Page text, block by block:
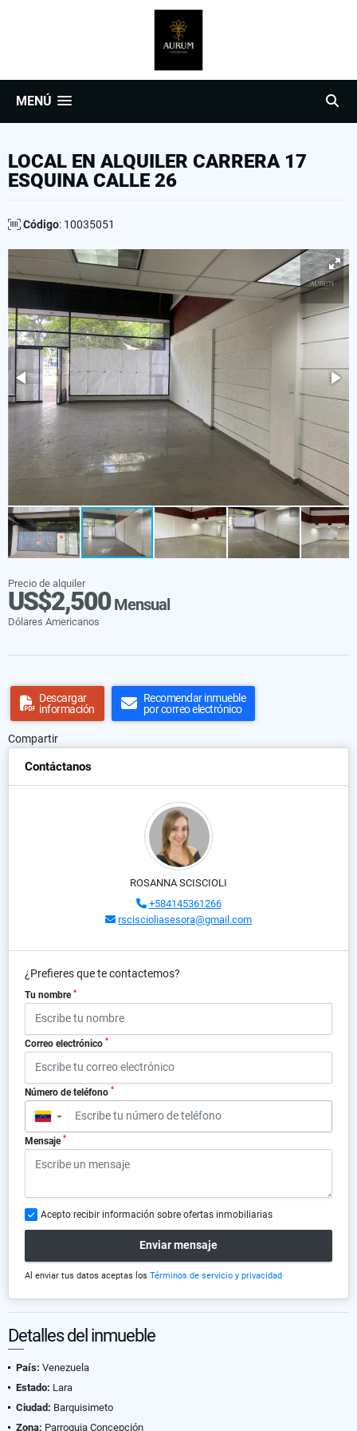
MENÚ
LOCAL EN ALQUILER CARRERA 17
ESQUINA CALLE 26
Código: 10035051
Precio de alquiler
US$2,500Mensual
Dólares Americanos
Descargar
información
Recomendar inmueble
por correo electrónico
Compartir
Contáctanos
ROSANNA SCISCIOLI
+584145361266
rsciscioliasesora@gmail.com
¿Prefieres que te contactemos?
Tu nombre *
Correo electrónico *
Número de teléfono *
▼
Mensaje *
Acepto recibir información sobre ofertas inmobiliarias
Enviar mensaje
Al enviar tus datos aceptas los Términos de servicio y privacidad
Detalles del inmueble
País: Venezuela
Estado: Lara
Ciudad: Barquisimeto
Zona: Parroquia Concepción